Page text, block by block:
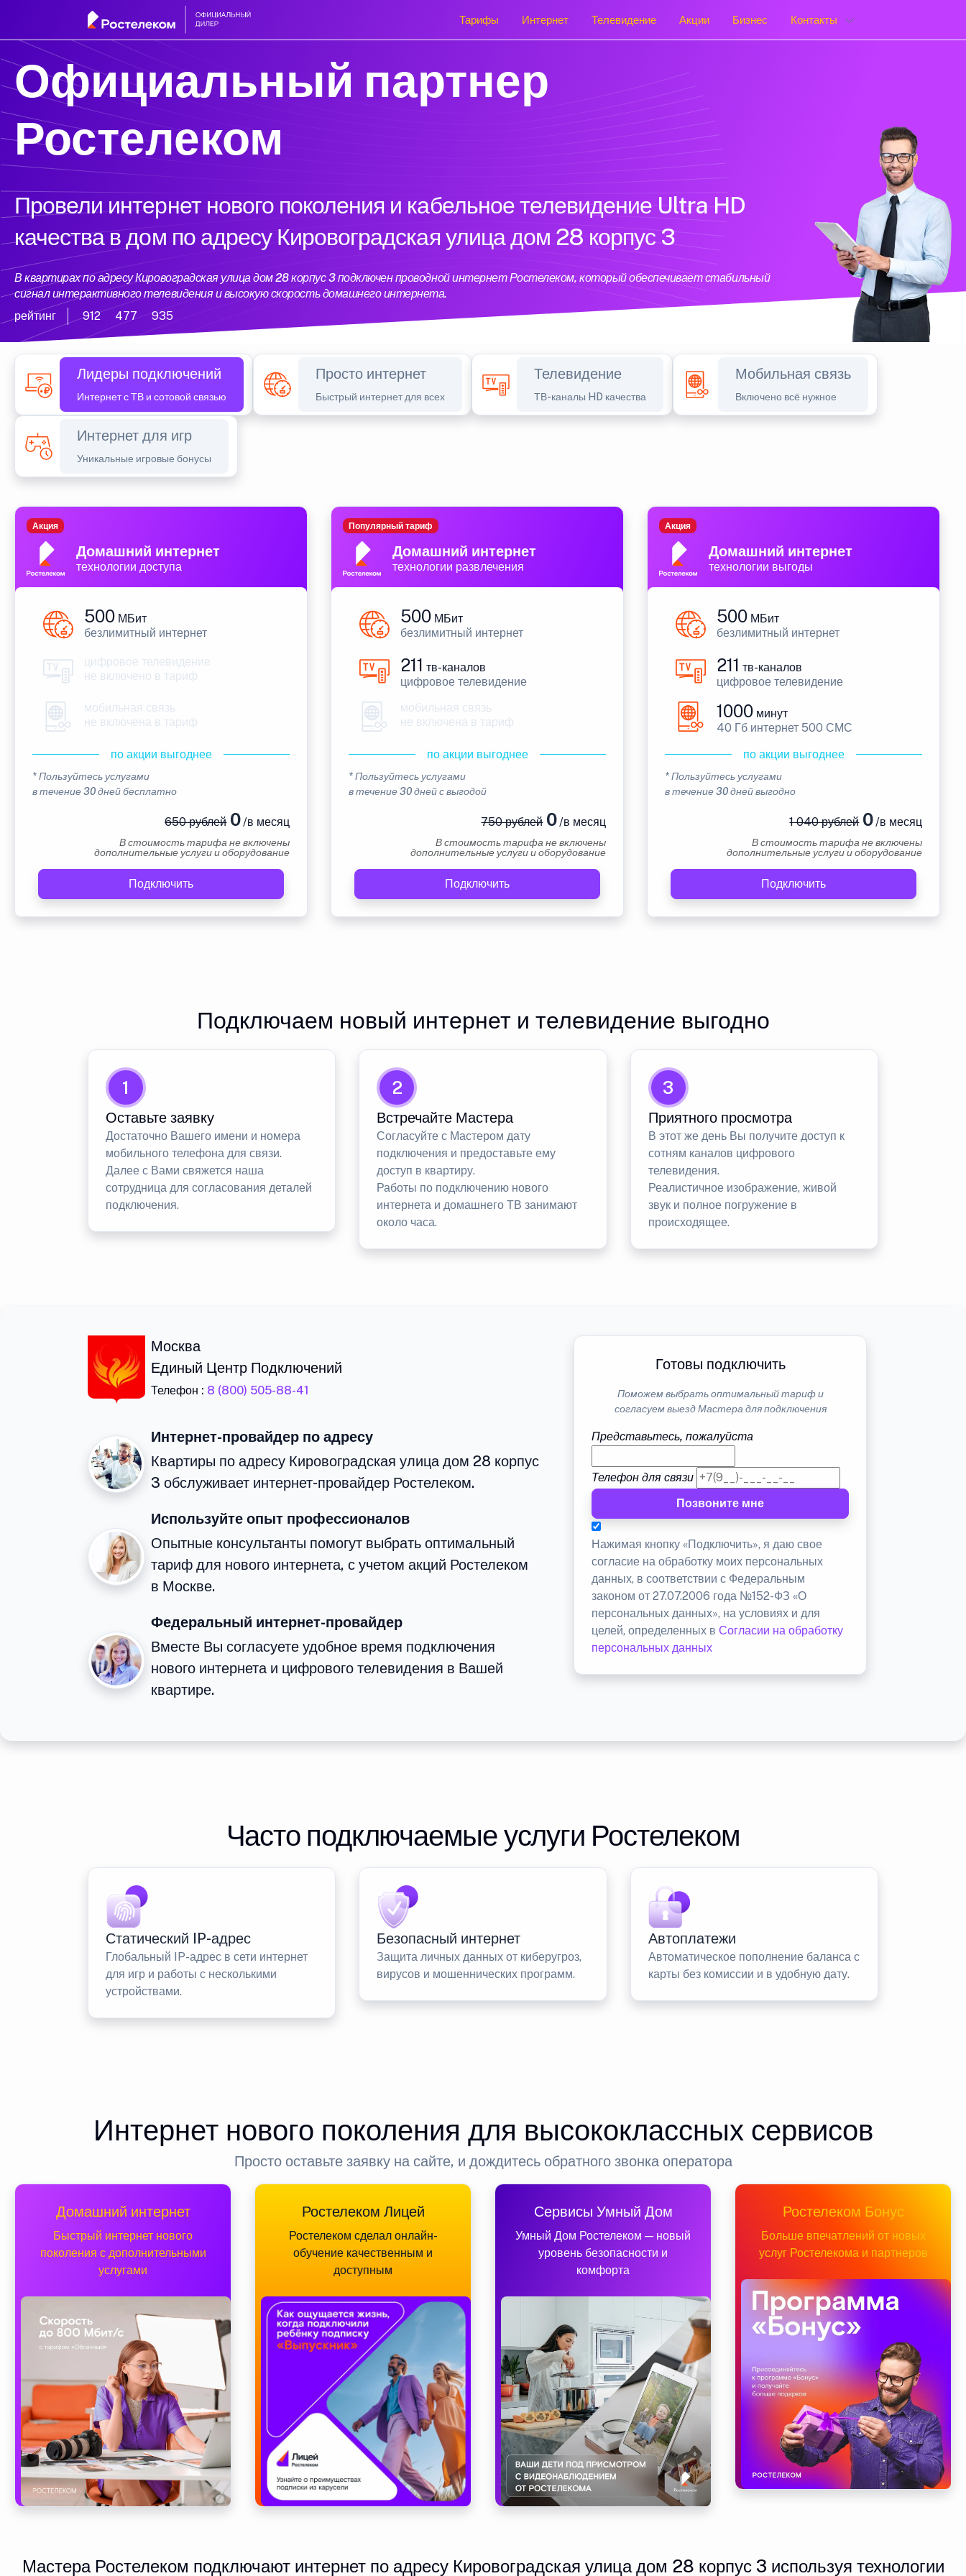
Тарифы Интернет Телевидение Акции Бизнес Контакты
Официальный партнер
Ростелеком
Провели интернет нового поколения и кабельное телевидение Ultra HD
качества в дом по адресу Кировоградская улица дом 28 корпус 3
В квартирах по адресу Кировоградская улица дом 28 корпус 3 подключен проводной интернет Ростелеком, который обеспечивает стабильный
сигнал интерактивного телевидения и высокую скорость домашнего интернета.
рейтинг
912 477 935
Лидеры подключений
Интернет с ТВ и сотовой связью
Просто интернет
Быстрый интернет для всех
Телевидение
ТВ-каналы HD качества
Мобильная связь
Включено всё нужное
Интернет для игр
Уникальные игровые бонусы
Домашний интернет
технологии доступа
Акция
500 МБит
безлимитный интернет
цифровое телевидение
не включено в тариф
мобильная связь
не включена в тариф
по акции выгоднее
* Пользуйтесь услугами
в течение 30 дней бесплатно
650 рублей0/в месяц
В стоимость тарифа не включены
дополнительные услуги и оборудование
Подключить
Домашний интернет
технологии развлечения
Популярный тариф
500 МБит
безлимитный интернет
211 тв-каналов
цифровое телевидение
мобильная связь
не включена в тариф
по акции выгоднее
* Пользуйтесь услугами
в течение 30 дней с выгодой
750 рублей0/в месяц
В стоимость тарифа не включены
дополнительные услуги и оборудование
Подключить
Домашний интернет
технологии выгоды
Акция
500 МБит
безлимитный интернет
211 тв-каналов
цифровое телевидение
1000 минут
40 Гб интернет 500 СМС
по акции выгоднее
* Пользуйтесь услугами
в течение 30 дней выгодно
1 040 рублей0/в месяц
В стоимость тарифа не включены
дополнительные услуги и оборудование
Подключить
Подключаем новый интернет и телевидение выгодно
1
Оставьте заявку
Достаточно Вашего имени и номера
мобильного телефона для связи.
Далее с Вами свяжется наша
сотрудница для согласования деталей
подключения.
2
Встречайте Мастера
Согласуйте с Мастером дату
подключения и предоставьте ему
доступ в квартиру.
Работы по подключению нового
интернета и домашнего ТВ занимают
около часа.
3
Приятного просмотра
В этот же день Вы получите доступ к
сотням каналов цифрового
телевидения.
Реалистичное изображение, живой
звук и полное погружение в
происходящее.
Москва
Единый Центр Подключений
Телефон : 8 (800) 505-88-41
Интернет-провайдер по адресу
Квартиры по адресу Кировоградская улица дом 28 корпус
3 обслуживает интернет-провайдер Ростелеком.
Используйте опыт профессионалов
Опытные консультанты помогут выбрать оптимальный
тариф для нового интернета, с учетом акций Ростелеком
в Москве.
Федеральный интернет-провайдер
Вместе Вы согласуете удобное время подключения
нового интернета и цифрового телевидения в Вашей
квартире.
Готовы подключить
Поможем выбрать оптимальный тариф и
согласуем выезд Мастера для подключения
Представьтесь, пожалуйста
Телефон для связи
Позвоните мне
Нажимая кнопку «Подключить», я даю свое
согласие на обработку моих персональных
данных, в соответствии с Федеральным
законом от 27.07.2006 года №152-ФЗ «О
персональных данных», на условиях и для
целей, определенных вСогласии на обработку
персональных данных
Часто подключаемые услуги Ростелеком
Статический IP-адрес
Глобальный IP-адрес в сети интернет
для игр и работы с несколькими
устройствами.
Безопасный интернет
Защита личных данных от киберугроз,
вирусов и мошеннических программ.
Автоплатежи
Автоматическое пополнение баланса с
карты без комиссии и в удобную дату.
Интернет нового поколения для высококлассных сервисов
Просто оставьте заявку на сайте, и дождитесь обратного звонка оператора
Домашний интернет
Быстрый интернет нового
поколения с дополнительными
услугами
Ростелеком Лицей
Ростелеком сделал онлайн-
обучение качественным и
доступным
Сервисы Умный Дом
Умный Дом Ростелеком — новый
уровень безопасности и
комфорта
Ростелеком Бонус
Больше впечатлений от новых
услуг Ростелекома и партнеров
Мастера Ростелеком подключают интернет по адресу Кировоградская улица дом 28 корпус 3 используя технологии